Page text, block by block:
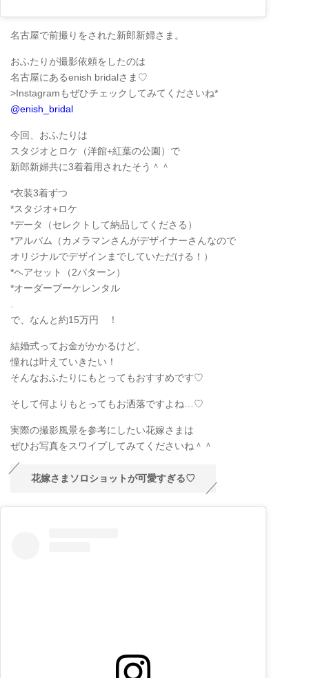
名古屋で前撮りをされた新郎新婦さま。
おふたりが撮影依頼をしたのは
名古屋にあるenish bridalさま♡
>Instagramもぜひチェックしてみてくださいね*
@enish_bridal
今回、おふたりは
スタジオとロケ（洋館+紅葉の公園）で
新郎新婦共に3着着用されたそう＾＾
*衣装3着ずつ
*スタジオ+ロケ
*データ（セレクトして納品してくださる）
*アルバム（カメラマンさんがデザイナーさんなので
オリジナルでデザインまでしていただける！）
*ヘアセット（2パターン）
*オーダーブーケレンタル
.
で、なんと約15万円 ！
結婚式ってお金がかかるけど、
憧れは叶えていきたい！
そんなおふたりにもとってもおすすめです♡
そして何よりもとってもお洒落ですよね…♡
実際の撮影風景を参考にしたい花嫁さまは
ぜひお写真をスワイプしてみてくださいね＾＾
花嫁さまソロショットが可愛すぎる♡